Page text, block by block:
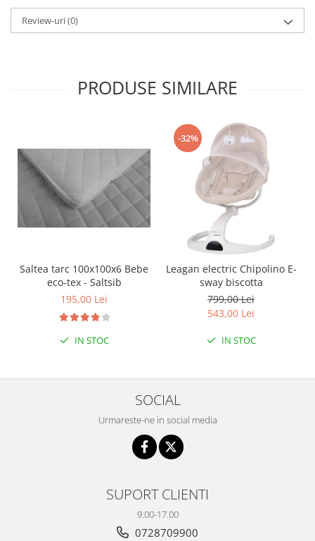
Review-uri(0)
PRODUSE SIMILARE
Saltea tarc 100x100x6 Bebe
eco-tex - Saltsib
195,00 Lei
IN STOC
-32%
Leagan electric Chipolino E-
sway biscotta
799,00 Lei
543,00 Lei
IN STOC
SOCIAL
Urmareste-ne in social media
SUPORT CLIENTI
9.00-17.00
0728709900